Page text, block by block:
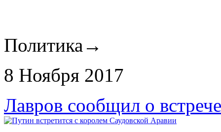
Политика →
8 Ноября 2017
Лавров сообщил о